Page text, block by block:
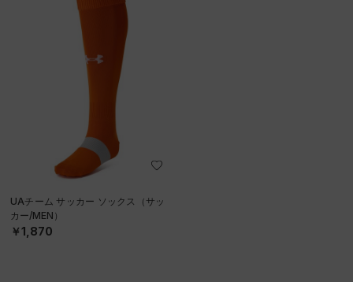
UAチーム サッカー ソックス（サッ
カー/MEN）
￥1,870